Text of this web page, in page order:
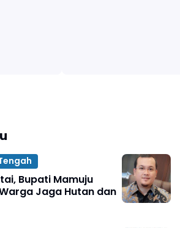
Bupati Mamuju
Jaga Hutan dan